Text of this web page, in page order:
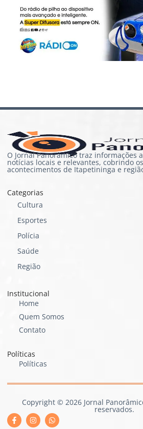
O Jornal Panorâmico traz informações
notícias locais e relevantes, cobrindo
acontecimentos de Itapetininga e
Categorias
Cultura
Esportes
Polícia
Saúde
Região
Institucional
Home
Quem Somos
Contato
Políticas
Políticas
Copyright © 2026 Jornal
reservados.